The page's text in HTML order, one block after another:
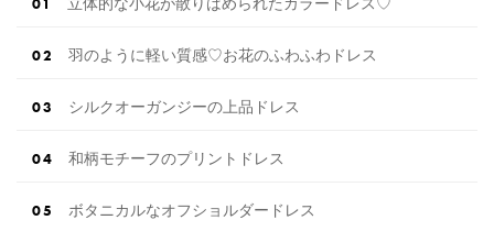
羽のように軽い質感♡お花のふわふわドレス
シルクオーガンジーの上品ドレス
和柄モチーフのプリントドレス
ボタニカルなオフショルダードレス